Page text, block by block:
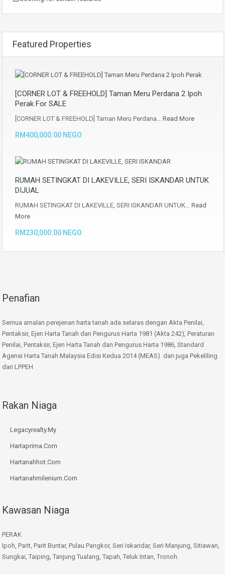
Featured Properties
[CORNER LOT & FREEHOLD] Taman Meru Perdana 2 Ipoh
Perak For SALE
[CORNER LOT & FREEHOLD] Taman Meru Perdana… Read More
RM400,000.00 NEGO
RUMAH SETINGKAT DI LAKEVILLE, SERI ISKANDAR UNTUK
DIJUAL
RUMAH SETINGKAT DI LAKEVILLE, SERI ISKANDAR UNTUK… Read
More
RM230,000.00 NEGO
Penafian
Semua amalan perejenan harta tanah ada selaras dengan Akta Penilai,
Pentaksir, Ejen Harta Tanah dan Pengurus Harta 1981 (Akta 242), Peraturan
Penilai, Pentaksir, Ejen Harta Tanah dan Pengurus Harta 1986, Standard
Agensi Harta Tanah Malaysia Edisi Kedua 2014 (MEAS) dan juga Pekeliling
dari LPPEH
Rakan Niaga
Legacyrealty.My
Hartaprima.Com
Hartanahhot.Com
Hartanahmilenium.Com
Kawasan Niaga
PERAK
Ipoh, Parit, Parit Buntar, Pulau Pangkor, Seri Iskandar, Seri Manjung, Sitiawan,
Sungkai, Taiping, Tanjung Tualang, Tapah, Teluk Intan, Tronoh.